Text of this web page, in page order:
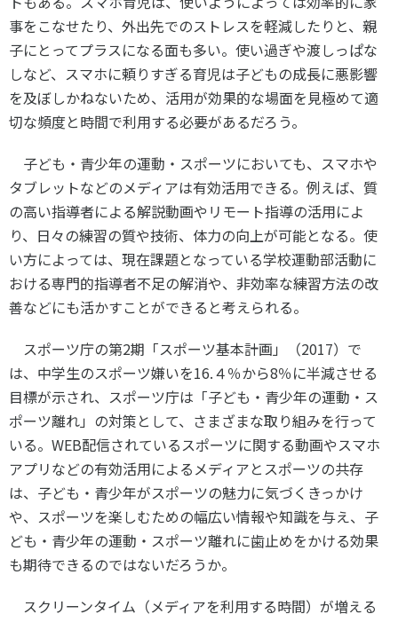
事をこなせたり、外出先でのストレスを軽減したりと、親
子にとってプラスになる面も多い。使い過ぎや渡しっぱな
しなど、スマホに頼りすぎる育児は子どもの成長に悪影響
を及ぼしかねないため、活用が効果的な場面を見極めて適
切な頻度と時間で利用する必要があるだろう。
子ども・青少年の運動・スポーツにおいても、スマホや
タブレットなどのメディアは有効活用できる。例えば、質
の高い指導者による解説動画やリモート指導の活用によ
り、日々の練習の質や技術、体力の向上が可能となる。使
い方によっては、現在課題となっている学校運動部活動に
おける専門的指導者不足の解消や、非効率な練習方法の改
善などにも活かすことができると考えられる。
スポーツ庁の第2期「スポーツ基本計画」（2017）で
は、中学生のスポーツ嫌いを16.４％から8％に半減させる
目標が示され、スポーツ庁は「子ども・青少年の運動・ス
ポーツ離れ」の対策として、さまざまな取り組みを行って
いる。 WEB配信されているスポーツに関する動画やスマホ
アプリなどの有効活用によるメディアとスポーツの共存
は、子ども・青少年がスポーツの魅力に気づくきっかけ
や、スポーツを楽しむための幅広い情報や知識を与え、子
ども・青少年の運動・スポーツ離れに歯止めをかける効果
も期待できるのではないだろうか。
スクリーンタイム（メディアを利用する時間）が増える